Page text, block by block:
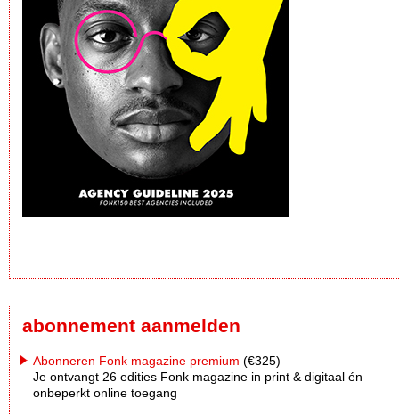
abonnement aanmelden
Abonneren Fonk magazine premium (€325)
Je ontvangt 26 edities Fonk magazine in print & digitaal én
onbeperkt online toegang